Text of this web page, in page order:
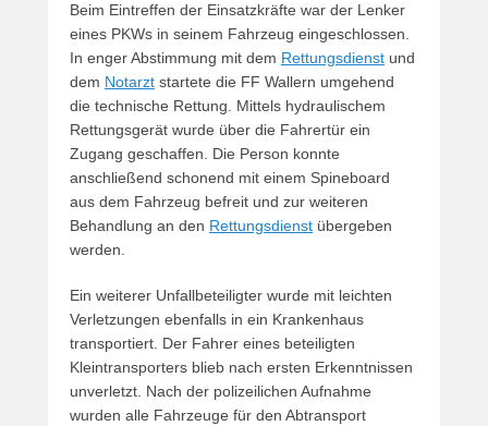
Beim Eintreffen der Einsatzkräfte war der Lenker
eines PKWs in seinem Fahrzeug eingeschlossen.
In enger Abstimmung mit dem Rettungsdienst und
dem Notarzt startete die FF Wallern umgehend
die technische Rettung. Mittels hydraulischem
Rettungsgerät wurde über die Fahrertür ein
Zugang geschaffen. Die Person konnte
anschließend schonend mit einem Spineboard
aus dem Fahrzeug befreit und zur weiteren
Behandlung an den Rettungsdienst übergeben
werden.
Ein weiterer Unfallbeteiligter wurde mit leichten
Verletzungen ebenfalls in ein Krankenhaus
transportiert. Der Fahrer eines beteiligten
Kleintransporters blieb nach ersten Erkenntnissen
unverletzt. Nach der polizeilichen Aufnahme
wurden alle Fahrzeuge für den Abtransport